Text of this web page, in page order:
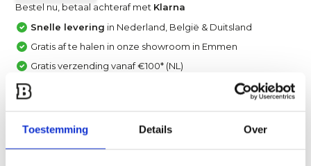
Toestemming Details Over
Bestel nu, betaal achteraf met Klarna
Snelle levering in Nederland, België & Duitsland
Gratis af te halen in onze showroom in Emmen
Gratis verzending vanaf €100* (NL)
Achteraf betalen met Klarna, IN3 of Creditcard